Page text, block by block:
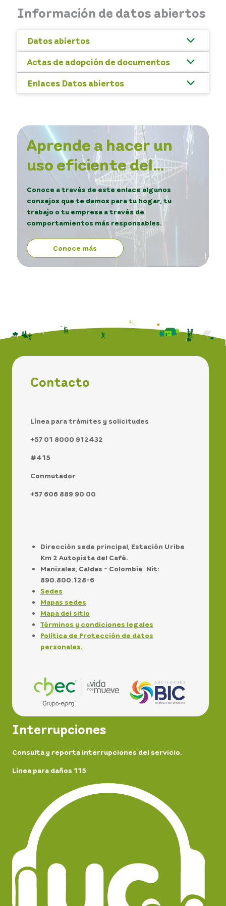
Información de datos abiertos
Datos abiertos
Actas de adopción de documentos
Enlaces Datos abiertos
Aprende a hacer un
uso eficiente del
servicio de energía.
Conoce a través de este enlace algunos
consejos que te damos para tu hogar, tu
trabajo o tu empresa a través de
comportamientos más responsables.
Conoce más
Contacto
Línea para trámites y solicitudes
+57 01 8000 912432
#415
Conmutador
+57 606 889 90 00
Dirección sede principal, Estación Uribe
Km 2 Autopista del Café.
Manizales, Caldas - Colombia Nit:
890.800.128-6
Sedes
Mapas sedes
Mapa del sitio
Términos y condiciones legales
Política de Protección de datos
personales.
Interrupciones
Consulta y reporta interrupciones del servicio.
Línea para daños 115